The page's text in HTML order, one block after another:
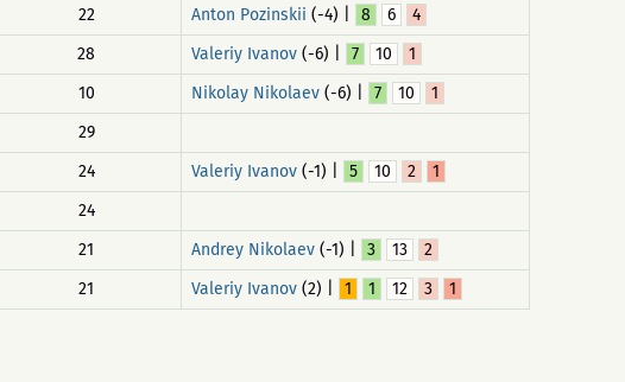
22 Anton Pozinskii (-4) | 8 6
4
28 Valeriy Ivanov (-6) | 7 10
1
10 Nikolay Nikolaev (-6) | 7 10
1
29
24 Valeriy Ivanov (-1) | 5 10 2
1
24
21 Andrey Nikolaev (-1) | 3 13
2
21 Valeriy Ivanov (2) | 1 1 12 3 1